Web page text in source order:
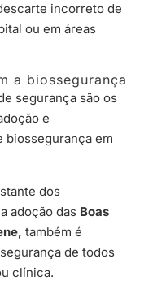
incorreto de
ou em áreas
a biossegurança
segurança são os
e
biossegurança em
dos
adoção das Boas
também é
de todos
clínica.